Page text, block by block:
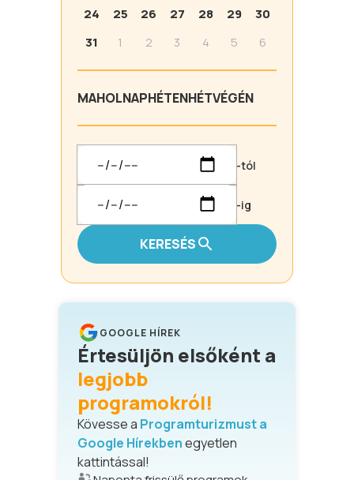
24
25 26 27 28 29
30
31
1 2 3 4 5 6
MAHOLNAPHÉTENHÉTVÉGÉN
-tól
-ig
KERESÉS
GOOGLE HÍREK
Értesüljön elsőként a
legjobb
programokról!
Kövesse a Programturizmust a
Google Hírekbenegyetlen
kattintással!